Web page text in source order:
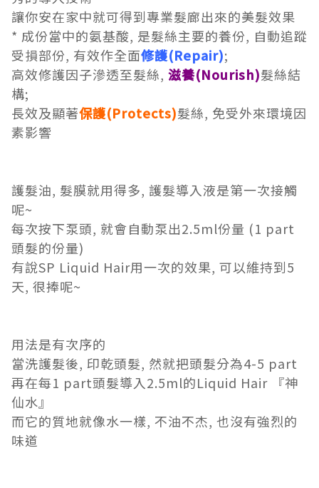
讓你安在家中就可得到專業髮廊出來的美髮效果
* 成份當中的氨基酸, 是髮絲主要的養份, 自動追蹤
受損部份, 有效作全面修護(Repair);
高效修護因子滲透至髮絲, 滋養(Nourish)髮絲結
構;
長效及顯著保護(Protects)髮絲, 免受外來環境因
素影響
護髮油, 髮膜就用得多, 護髮導入液是第一次接觸
呢~
每次按下泵頭, 就會自動泵出2.5ml份量 (1 part
頭髮的份量)
有說SP Liquid Hair用一次的效果, 可以維持到5
天, 很捧呢~
用法是有次序的
當洗護髮後, 印乾頭髮, 然就把頭髮分為4-5 part
再在每1 part頭髮導入2.5ml的Liquid Hair 『神
仙水』
而它的質地就像水一樣, 不油不杰, 也沒有強烈的
味道